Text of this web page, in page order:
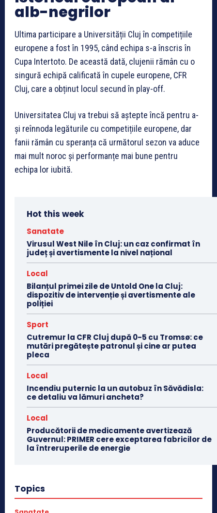
alb-negrilor
Ultima participare a Universității Cluj în competițiile
europene a fost în 1995, când echipa s-a înscris în
Cupa Intertoto. De această dată, clujenii rămân cu o
singură echipă calificată în cupele europene, CFR
Cluj, care a obținut locul secund în play-off.
Universitatea Cluj va trebui să aștepte încă pentru a-
și reînnoda legăturile cu competițiile europene, dar
fanii rămân cu speranța că următorul sezon va aduce
mai mult noroc și performanțe mai bune pentru
echipa lor iubită.
Hot this week
Sanatate
Virusul West Nile în Cluj: un caz confirmat în
județ și avertismente la nivel național
Local
Bilanțul primei zile de Untold One la Cluj:
dispozitiv de intervenție și avertismente ale
poliției
Sport
Cutremur la CFR Cluj după 0-5 cu Tromsø: ce
mutări pregătește patronul și cine ar putea
pleca
Local
Incendiu puternic la un autobuz în Săvădisla:
ce detaliu va lămuri ancheta?
Local
Producătorii de medicamente avertizează
Guvernul: PRIMER cere exceptarea fabricilor de
la întreruperile de energie
Topics